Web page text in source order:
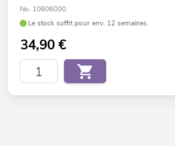
No. 10606000
Le stock suffit pour env. 12 semaines.
34,90€